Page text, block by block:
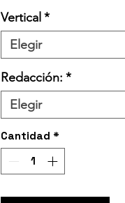
Vertical *
Elegir
Redacción: *
Elegir
Cantidad *